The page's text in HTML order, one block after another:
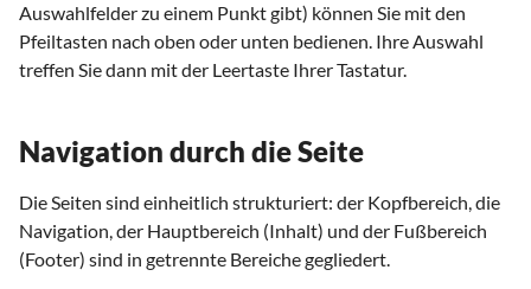
Auswahlfelder zu einem Punkt gibt) können Sie mit den
Pfeiltasten nach oben oder unten bedienen. Ihre Auswahl
treffen Sie dann mit der Leertaste Ihrer Tastatur.
Navigation durch die Seite
Die Seiten sind einheitlich strukturiert: der Kopfbereich, die
Navigation, der Hauptbereich (Inhalt) und der Fußbereich
(Footer) sind in getrennte Bereiche gegliedert.